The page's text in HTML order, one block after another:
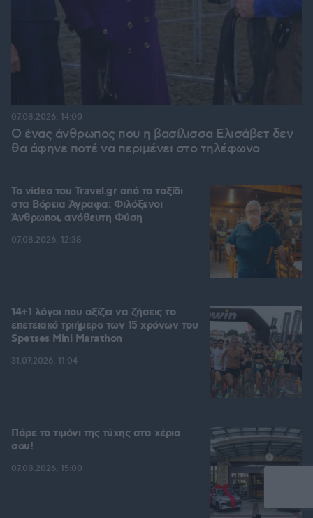
Ο ένας άνθρωπος που η βασίλισσα Ελισάβετ δεν
θα άφηνε ποτέ να περιμένει στο τηλέφωνο
07.08.2026, 14:00
To video του Travel.gr από το ταξίδι
στα Βόρεια Άγραφα: Φιλόξενοι
Άνθρωποι, ανόθευτη Φύση
07.08.2026, 12:38
14+1 λόγοι που αξίζει να ζήσεις το
επετειακό τριήμερο των 15 χρόνων του
Spetses Mini Marathon
31.07.2026, 11:04
Πάρε το τιμόνι της τύχης στα χέρια
σου!
07.08.2026, 15:00